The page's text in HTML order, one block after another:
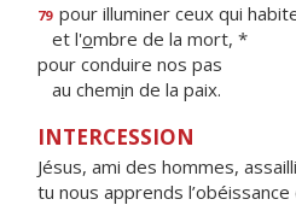
79 pour illuminer ceux qui
et l'ombre de la mort, *
pour conduire nos pas
au chemin de la paix.
INTERCESSION
Jésus, ami des hommes,
tu nous apprends l’obéissance